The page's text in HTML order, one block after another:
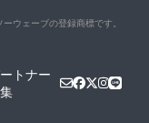
ウェーブの登録商標です。
トナー